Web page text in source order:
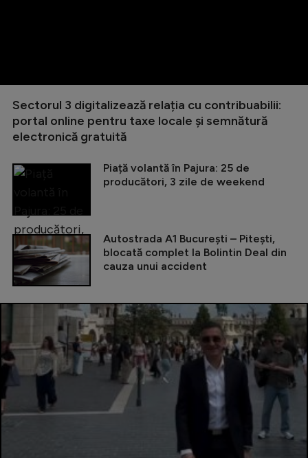
Sectorul 3 digitalizează relația cu contribuabilii:
portal online pentru taxe locale și semnătură
electronică gratuită
Piață volantă în Pajura: 25 de
producători, 3 zile de weekend
Autostrada A1 București – Pitești,
blocată complet la Bolintin Deal din
cauza unui accident